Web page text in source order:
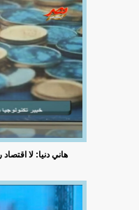
هاني دنيا: لا